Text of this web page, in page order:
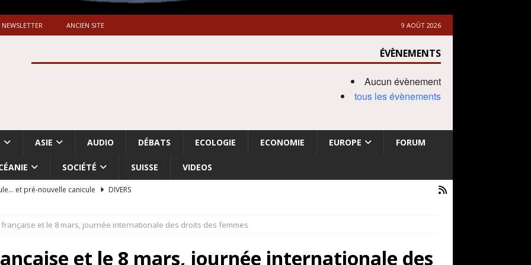
NEWSLETTER ANCIEN SITE 9 AOÛT 2026
ÉVÈNEMENTS
Aucun évènement
tous les évènements
ASIE AUDIO DÉBATS ECOLOGIE ECONOMIE EUROPE FORUM
SOCIÉTÉ SUISSE VIDEOS
et pré-nouvelle canicule
DIVERS
du nettoyage ethnique en Cisjordanie et à Gaza
française et le 8 mars, journée internationale des droits des femmes
et le 8 mars, journée internationale des